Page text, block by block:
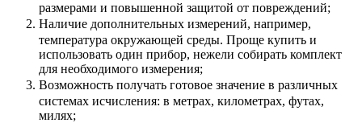
размерами и повышенной защитой от повреждений;
Наличие дополнительных измерений, например,
температура окружающей среды. Проще купить и
использовать один прибор, нежели собирать комплект
для необходимого измерения;
Возможность получать готовое значение в различных
системах исчисления: в метрах, километрах, футах,
милях;